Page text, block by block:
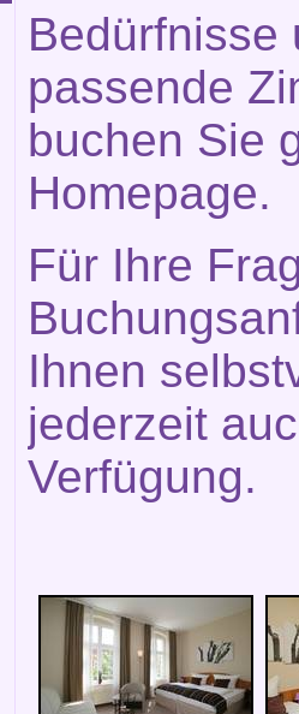
Bedürfnisse
passende
buchen Sie
Homepage.
Für Ihre
Ihnen
jederzeit
Verfügung.